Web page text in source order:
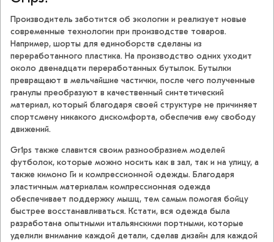
Производитель заботится об экологии и реализует новые
современные технологии при производстве товаров.
Например, шорты для единоборств сделаны из
переработанного пластика. На производство одних уходит
около двенадцати переработанных бутылок. Бутылки
превращают в мельчайшие частички, после чего полученные
гранулы преобразуют в качественный синтетический
материал, который благодаря своей структуре не причиняет
спортсмену никакого дискомфорта, обеспечив ему свободу
движений.
Gr1ps также славится своим разнообразием моделей
футболок, которые можно носить как в зал, так и на улицу, а
также кимоно Ги и компрессионной одежды. Благодаря
эластичным материалам компрессионная одежда
обеспечивает поддержку мышц, тем самым помогая бойцу
быстрее восстанавливаться. Кстати, вся одежда была
разработана опытными итальянскими портными, которые
уделили внимание каждой детали, сделав дизайн для каждой